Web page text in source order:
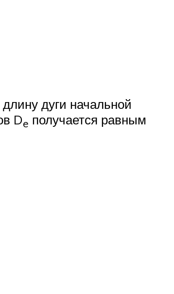
дуги начальной
De получается равным